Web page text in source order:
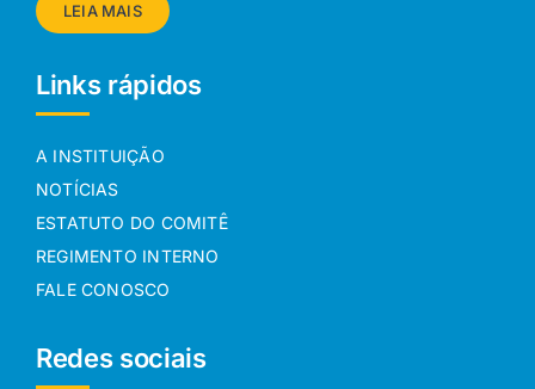
LEIA MAIS
Links rápidos
A INSTITUIÇÃO
NOTÍCIAS
ESTATUTO DO COMITÊ
REGIMENTO INTERNO
FALE CONOSCO
Redes sociais